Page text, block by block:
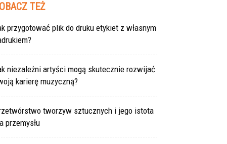
TEŻ
przygotować plik do druku etykiet z własnym
niezależni artyści mogą skutecznie rozwijać
karierę muzyczną?
tworzyw sztucznych i jego istota
przemysłu